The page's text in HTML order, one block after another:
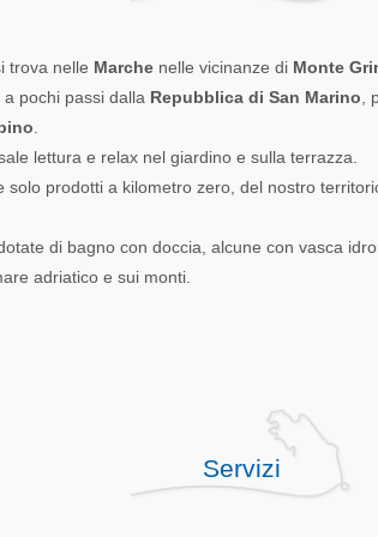
trova nelle Marche nelle vicinanze di Monte
pochi passi dalla Repubblica di San Marino
lettura e relax nel giardino e sulla terrazza.
solo prodotti a kilometro zero, del nostro
di bagno con doccia, alcune con vasca
adriatico e sui monti.
Servizi